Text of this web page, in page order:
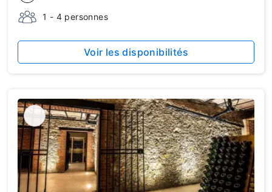
1 - 4 personnes
Voir les disponibilités